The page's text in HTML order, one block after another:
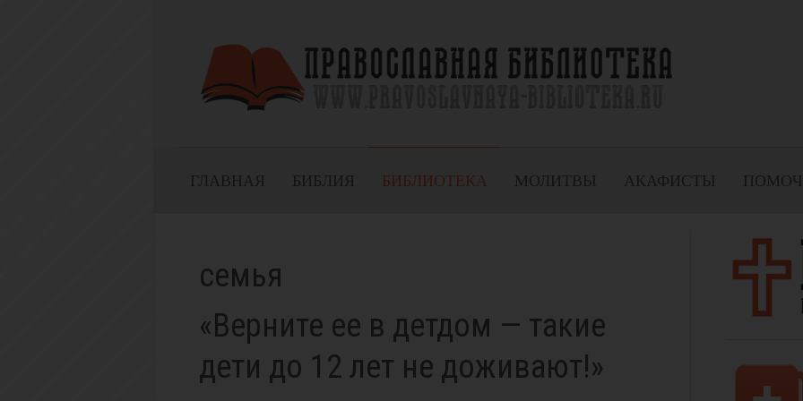
ГЛАВНАЯ БИБЛИЯ БИБЛИОТЕКА МОЛИТВЫ АКАФИСТЫ
семья
«Верните ее в детдом — такие
дети до 12 лет не доживают!»